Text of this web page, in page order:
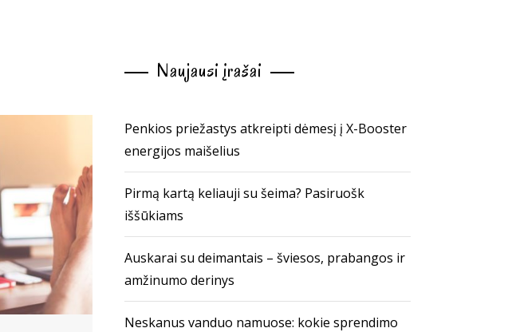
Naujausi įrašai
Penkios priežastys atkreipti dėmesį į X-Booster
energijos maišelius
Pirmą kartą keliauji su šeima? Pasiruošk
iššūkiams
Auskarai su deimantais – šviesos, prabangos ir
amžinumo derinys
Neskanus vanduo namuose: kokie sprendimo